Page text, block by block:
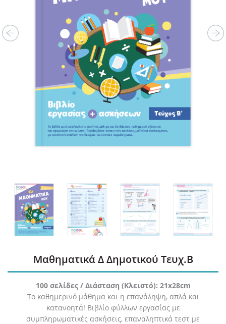
Μαθηματικά Δ Δημοτικού Τευχ.Β
100 σελίδες / Διάσταση (Κλειστό): 21x28cm
Το καθημερινό μάθημα και η επανάληψη, απλά και
κατανοητά! Βιβλίο φύλλων εργασίας με
συμπληρωματικές ασκήσεις, επαναληπτικά τεστ με